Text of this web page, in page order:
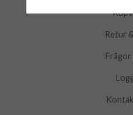
Retur
Frågor